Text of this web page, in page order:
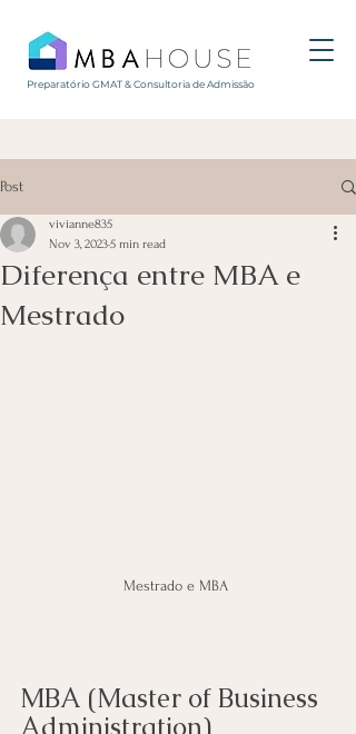
Preparatório GMAT & Consultoria de Admissão
Post
Diferença entre MBA e
Mestrado
vivianne835
Nov 3, 20235 min read
Mestrado e MBA
MBA (Master of Business
Administration)